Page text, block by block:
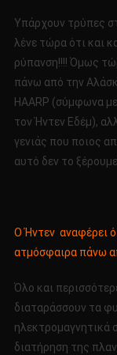
Υπάρχουν τρύπες
λένε τώρα ότι και
ρύπανση!!!! Όμως
πάνω από την
HAARP (σύμφωνα
τον Ήντεν Εδέμ),
γενιάς που ποιος
αυτό δεν το
Ο Ήντεν αναφέρει
ατμόσφαιρα πάνω
Όλο και
διαταράσσουν τα
ηλεκτρομαγνητικά
διατήρηση της